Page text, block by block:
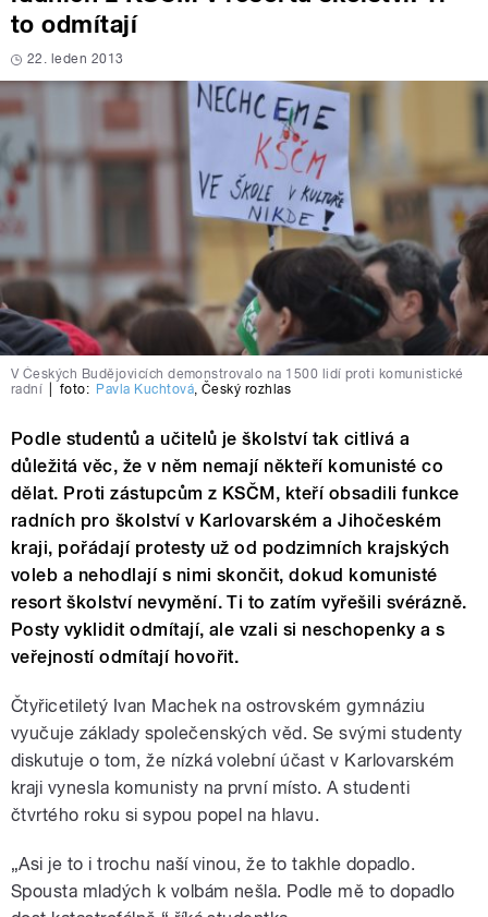
to odmítají
22. leden 2013
V Českých Budějovicích demonstrovalo na 1500 lidí proti komunistické
radní
foto: Pavla Kuchtová, Český rozhlas
Podle studentů a učitelů je školství tak citlivá a
důležitá věc, že v něm nemají někteří komunisté co
dělat. Proti zástupcům z KSČM, kteří obsadili funkce
radních pro školství v Karlovarském a Jihočeském
kraji, pořádají protesty už od podzimních krajských
voleb a nehodlají s nimi skončit, dokud komunisté
resort školství nevymění. Ti to zatím vyřešili svérázně.
Posty vyklidit odmítají, ale vzali si neschopenky a s
veřejností odmítají hovořit.
Čtyřicetiletý Ivan Machek na ostrovském gymnáziu
vyučuje základy společenských věd. Se svými studenty
diskutuje o tom, že nízká volební účast v Karlovarském
kraji vynesla komunisty na první místo. A studenti
čtvrtého roku si sypou popel na hlavu.
„Asi je to i trochu naší vinou, že to takhle dopadlo.
Spousta mladých k volbám nešla. Podle mě to dopadlo